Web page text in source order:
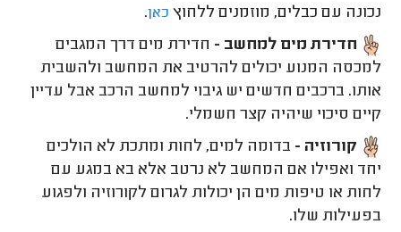
נכונה עם כבלים, מוזמנים ללחוץ כאן.
חדירת מים למחשב - חדירת מים דרך המגבים
למכסה המנוע יכולים להרטיב את המחשב ולהשבית
אותו. ברכבים חדשים יש גיבוי למחשב הרכב אבל עדיין
קיים סיכוי שיהיה קצר חשמלי.
קורוזיה - בדומה למים, לחות ומתכת לא הולכים
יחד ואפילו אם המחשב לא נרטב אלא בא במגע עם
לחות או טיפות מים הן יכולות לגרום לקורוזיה ולפגוע
בפעילות שלו.